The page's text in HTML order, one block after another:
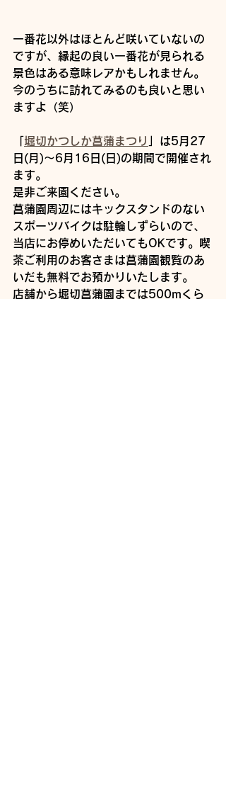
一番花以外はほとんど咲いていないの
ですが、縁起の良い一番花が見られる
景色はある意味レアかもしれません。
今のうちに訪れてみるのも良いと思い
ますよ（笑）
堀切かつしか菖蒲まつり 」は5月27
日(月)～6月16日(日)の期間で開催され
ます。
是非ご来園ください。
菖蒲園周辺にはキックスタンドのない
スポーツバイクは駐輪しずらいので、
当店にお停めいただいてもOKです。喫
茶ご利用のお客さまは菖蒲園観覧のあ
いだも無料でお預かりいたします。
店舗から堀切菖蒲園までは500mくら